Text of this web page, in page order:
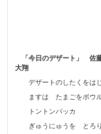
「今日のデザート」 佐
大翔
デザートのしたくをは
ますは たまごをボウ
トントンパッカ
ぎゅうにゅうを とろり